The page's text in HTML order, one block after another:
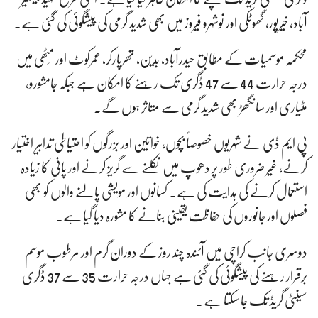
آباد، خیرپور، گھوٹکی اور نوشہرو فیروز میں بھی شدید گرمی کی پیشگوئی کی گئی ہے۔
محکمہ موسمیات کے مطابق حیدرآباد، بدین، تھرپارکر، عمرکوٹ اور مِٹھی میں
درجہ حرارت 44 سے 47 ڈگری تک رہنے کا امکان ہے جبکہ جامشورو،
مٹیاری اور سانگھڑ بھی شدید گرمی سے متاثر ہوں گے۔
پی ایم ڈی نے شہریوں خصوصاً بچوں، خواتین اور بزرگوں کو احتیاطی تدابیر اختیار
کرنے، غیر ضروری طور پر دھوپ میں نکلنے سے گریز کرنے اور پانی کا زیادہ
استعمال کرنے کی ہدایت کی ہے۔ کسانوں اور مویشی پالنے والوں کو بھی
فصلوں اور جانوروں کی حفاظت یقینی بنانے کا مشورہ دیا گیا ہے۔
دوسری جانب کراچی میں آئندہ چند روز کے دوران گرم اور مرطوب موسم
برقرار رہنے کی پیشگوئی کی گئی ہے جہاں درجہ حرارت 35 سے 37 ڈگری
سینٹی گریڈ تک جا سکتا ہے۔